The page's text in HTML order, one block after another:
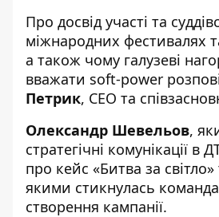
Про досвід участі та
міжнародних фестивалях
а також чому галузеві
вважати soft-power
Петрик, CEO та
Олександр Шевельов,
стратегічні комунікації в
про кейс «Битва за
якими стикнулась команда
створення кампанії.